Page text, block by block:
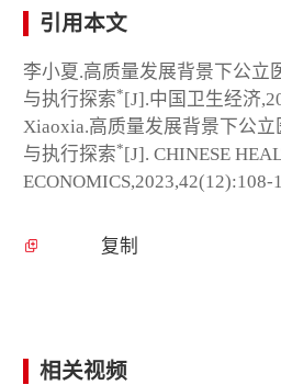
引用本文
李小夏.高质量发展背景下公立
与执行探索*[J].中国卫生经济
Xiaoxia.高质量发展背景下公
与执行探索*[J]. CHINESE
ECONOMICS,2023,42(12):108-
复制
相关视频